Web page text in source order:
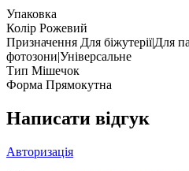
Упаковка
Колір Рожевий
Призначення Для біжутерії|Для
фотозони|Універсальне
Тип Мішечок
Форма Прямокутна
Написати відгук
Авторизація